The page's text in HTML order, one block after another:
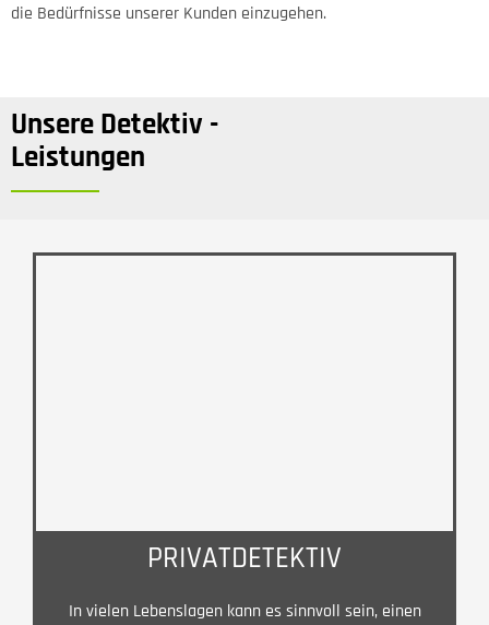
die Bedürfnisse unserer Kunden einzugehen.
Unsere Detektiv -
Leistungen
PRIVATDETEKTIV
In vielen Lebenslagen kann es sinnvoll sein, einen